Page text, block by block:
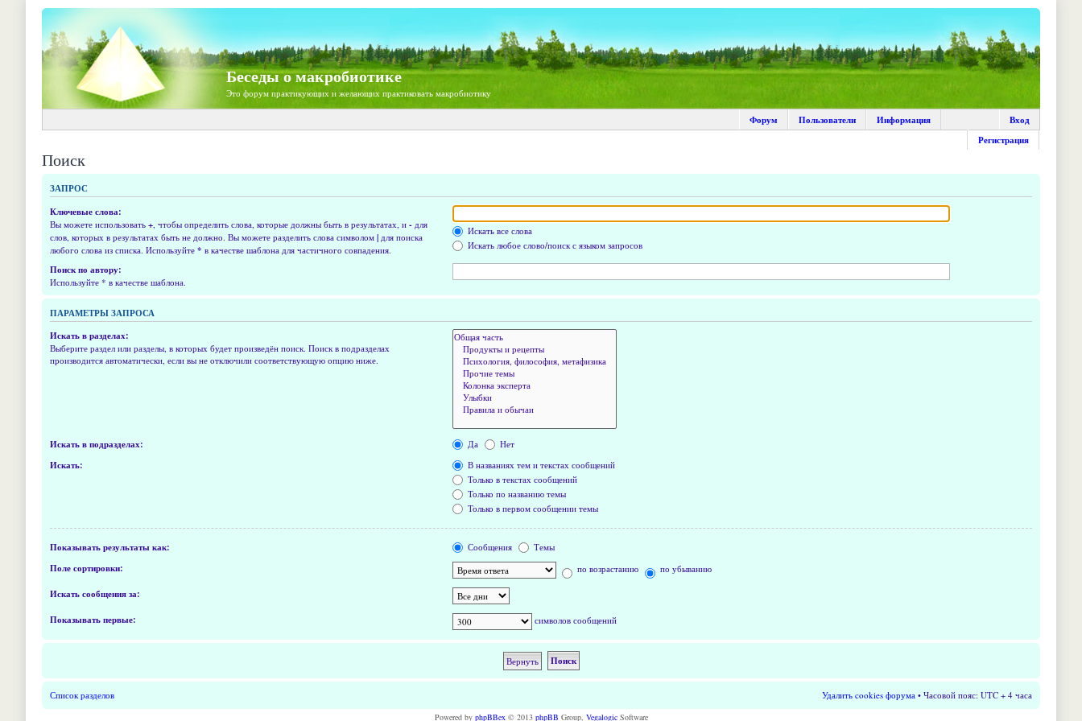
Беседы о макробиотике
Это форум практикующих и желающих практиковать макробиотику
Форум Пользователи Информация
Вход
Регистрация
Поиск
ЗАПРОС
Ключевые слова:
Вы можете использовать + , чтобы определить слова, которые должны быть в результатах, и - для
слов, которых в результатах быть не должно. Вы можете разделить слова символом | для поиска
любого слова из списка. Используйте * в качестве шаблона для частичного совпадения.
Искать все слова
Искать любое слово/поиск с языком запросов
Поиск по автору:
Используйте * в качестве шаблона.
ПАРАМЕТРЫ ЗАПРОСА
Искать в разделах:
Выберите раздел или разделы, в которых будет произведён поиск. Поиск в подразделах
производится автоматически, если вы не отключили соответствующую опцию ниже.
Искать в подразделах: Да Нет
Искать:
В названиях тем и текстах сообщений
Только в текстах сообщений
Только по названию темы
Только в первом сообщении темы
Показывать результаты как: Сообщения Темы
Поле сортировки: по возрастанию по убыванию
Искать сообщения за:
Показывать первые:
символов сообщений
Список разделов Удалить cookies форума • Часовой пояс: UTC + 4 часа
Powered by phpBBex© 2013 phpBB Group, VegalogicSoftware